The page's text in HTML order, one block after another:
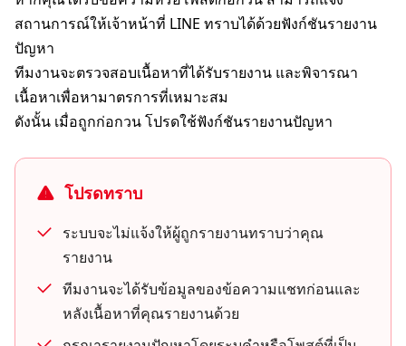
สถานการณ์ให้เจ้าหน้าที่ LINE ทราบได้ด้วยฟังก์ชันรายงาน
ปัญหา
ทีมงานจะตรวจสอบเนื้อหาที่ได้รับรายงาน และพิจารณา
เนื้อหาเพื่อหามาตรการที่เหมาะสม
ดังนั้น เมื่อถูกก่อกวน โปรดใช้ฟังก์ชันรายงานปัญหา
โปรดทราบ
ระบบจะไม่แจ้งให้ผู้ถูกรายงานทราบว่าคุณ
รายงาน
ทีมงานจะได้รับข้อมูลของข้อความแชทก่อนและ
หลังเนื้อหาที่คุณรายงานด้วย